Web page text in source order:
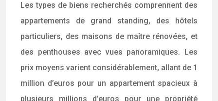
Les types de biens recherchés comprennent des
appartements de grand standing, des hôtels
particuliers, des maisons de maître rénovées, et
des penthouses avec vues panoramiques. Les
prix moyens varient considérablement, allant de 1
million d’euros pour un appartement spacieux à
plusieurs millions d’euros pour une propriété